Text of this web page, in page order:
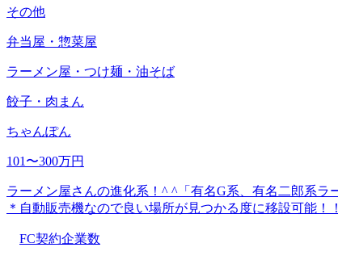
その他
弁当屋・惣菜屋
ラーメン屋・つけ麺・油そば
餃子・肉まん
ちゃんぽん
101〜300万円
ラーメン屋さんの進化系！^ ^「有名G系、有名二郎系
＊自動販売機なので良い場所が見つかる度に移設可能
FC契約企業数